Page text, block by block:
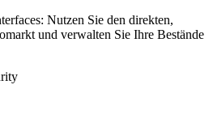
Nutzen Sie den direkten,
und verwalten Sie Ihre Bestände